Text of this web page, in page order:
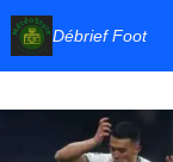
Débrief Foot